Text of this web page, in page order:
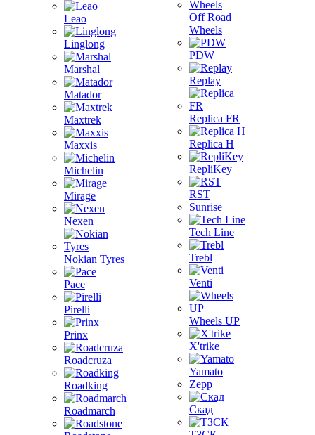
Leao
Linglong
Marshal
Matador
Maxtrek
Maxxis
Michelin
Mirage
Nexen
Nokian Tyres
Pace
Pirelli
Prinx
Roadcruza
Roadking
Roadmarch
Off Road
Wheels
PDW
Replay
Replica FR
Replica H
RepliKey
RST
Sunrise
Tech Line
Trebl
Venti
Wheels UP
X'trike
Yamato
Zepp
Скад